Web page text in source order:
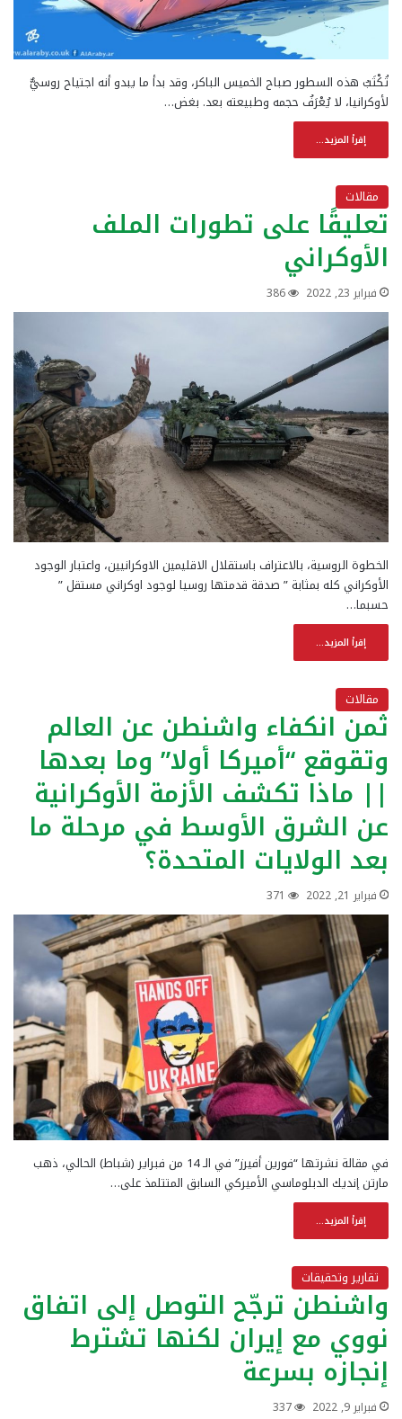
تُكْتَبُ هذه السطور صباح الخميس الباكر، وقد بدأ ما يبدو أنه اجتياح روسيٌّ
لأوكرانيا، لا يُعْرَفُ حجمه وطبيعته بعد. بغض…
إقرأ المزيد...
مقالات
تعليقًا على تطورات الملف
الأوكراني
فبراير 23, 2022 386
الخطوة الروسية، بالاعتراف باستقلال الاقليمين الاوكرانيين، واعتبار الوجود
الأوكراني كله بمثابة ” صدقة قدمتها روسيا لوجود اوكراني مستقل ”
حسبما…
إقرأ المزيد...
مقالات
ثمن انكفاء واشنطن عن العالم
وتقوقع “أميركا أولا” وما بعدها
|| ماذا تكشف الأزمة الأوكرانية
عن الشرق الأوسط في مرحلة ما
بعد الولايات المتحدة؟
فبراير 21, 2022 371
في مقالة نشرتها “فورين أفيرز” في الـ 14 من فبراير (شباط) الحالي، ذهب
مارتن إنديك الدبلوماسي الأميركي السابق المتتلمذ على…
إقرأ المزيد...
تقارير وتحقيقات
واشنطن ترجّح التوصل إلى اتفاق
نووي مع إيران لكنها تشترط
إنجازه بسرعة
فبراير 9, 2022 337